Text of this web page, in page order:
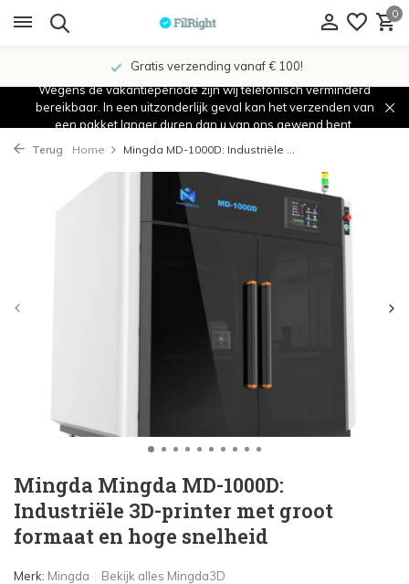
0
Showroom in IJsselstein!
Wegens de vakantieperiode zijn wij telefonisch verminderd
bereikbaar. In een uitzonderlijk geval kan het verzenden van
een pakket langer duren dan u van ons gewend bent.
Terug Home Mingda MD-1000D: Industriële ...
Mingda Mingda MD-1000D:
Industriële 3D-printer met groot
formaat en hoge snelheid
Merk: Mingda Bekijk alles Mingda3D